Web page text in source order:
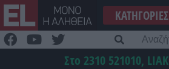
Μετάβαση
στο
περιεχόμενο
ΚΑΤΗΓΟΡΊΕΣ
Στο 2310 521010,